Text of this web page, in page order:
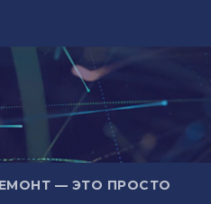
— ЭТО ПРОСТО